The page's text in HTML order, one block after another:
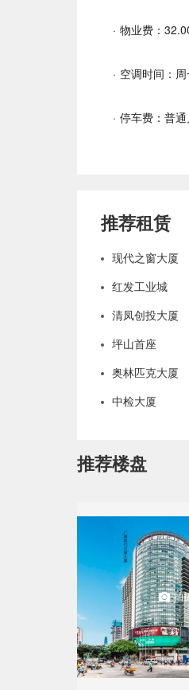
· 物业费：
· 空调时间：
· 停车费：普
推荐租赁
现代之窗大厦
红发工业城
清凤创投大厦
坪山首座
奥林匹克大厦
中检大厦
推荐楼盘
拍